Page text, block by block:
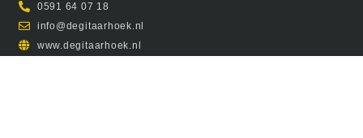
0591 64 07 18
info@degitaarhoek.nl
www.degitaarhoek.nl